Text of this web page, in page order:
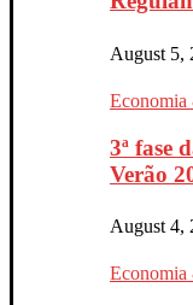
August 5,
3ª fase
Verão
August 4,